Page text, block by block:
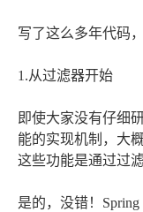
写了这么多年代码
1.从过滤器开始
即使大家没有仔细
能的实现机制，大
这些功能是通过过
是的，没错！Spring